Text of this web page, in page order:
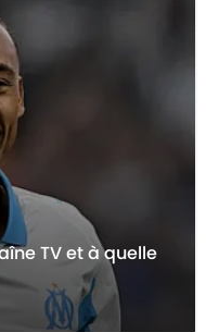
TV et à quelle